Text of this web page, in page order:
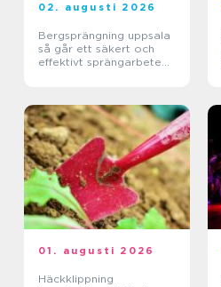
02. augusti 2026
Bergsprängning uppsala
så går ett säkert och
effektivt sprängarbete
01. augusti 2026
Häckklippning